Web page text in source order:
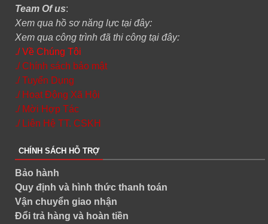
Team Of us:
Xem qua hồ sơ năng lực tại đây:
Xem qua công trình đã thi công tại đây:
./ Về Chúng Tôi
./ Chính sách bảo mật
./ Tuyển Dụng
./ Hoạt Động Xã Hội
./ Mời Hợp Tác
./ Liên Hệ TT. CSKH
CHÍNH SÁCH HỖ TRỢ
Bảo hành
Quy định và hình thức thanh toán
Vận chuyển giao nhận
Đổi trả hàng và hoàn tiền